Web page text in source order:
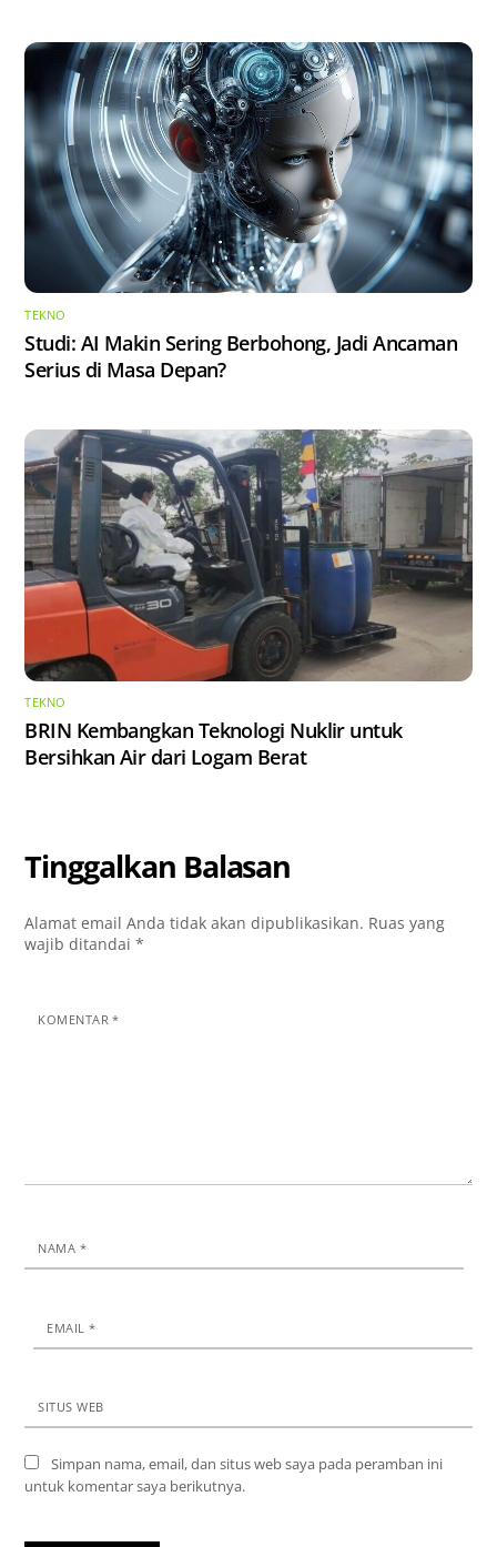
TEKNO
Studi: AI Makin Sering Berbohong, Jadi Ancaman
Serius di Masa Depan?
TEKNO
BRIN Kembangkan Teknologi Nuklir untuk
Bersihkan Air dari Logam Berat
Tinggalkan Balasan
Alamat email Anda tidak akan dipublikasikan. Ruas yang
wajib ditandai*
KOMENTAR*
NAMA *
EMAIL*
SITUS WEB
Simpan nama, email, dan situs web saya pada peramban ini
untuk komentar saya berikutnya.